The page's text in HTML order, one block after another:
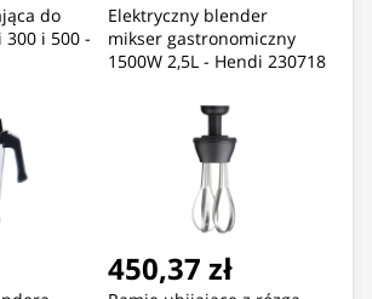
do
i 500 -
Elektryczny blender
mikser gastronomiczny
1500W 2,5L - Hendi 230718
450,37 zł